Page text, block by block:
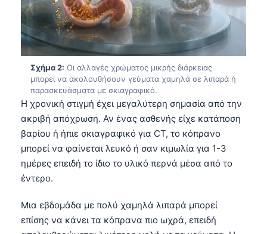
Σχήμα 2: Οι αλλαγές χρώματος μικρής διάρκειας
μπορεί να ακολουθήσουν γεύματα χαμηλά σε λιπαρά ή
παρασκευάσματα με σκιαγραφικό.
Η χρονική στιγμή έχει μεγαλύτερη σημασία από την
ακριβή απόχρωση. Αν ένας ασθενής είχε κατάποση
βαρίου ή ήπιε σκιαγραφικό για CT, το κόπρανο
μπορεί να φαίνεται λευκό ή σαν κιμωλία για 1-3
ημέρες επειδή το ίδιο το υλικό περνά μέσα από το
έντερο.
Μια εβδομάδα με πολύ χαμηλά λιπαρά μπορεί
επίσης να κάνει τα κόπρανα πιο ωχρά, επειδή